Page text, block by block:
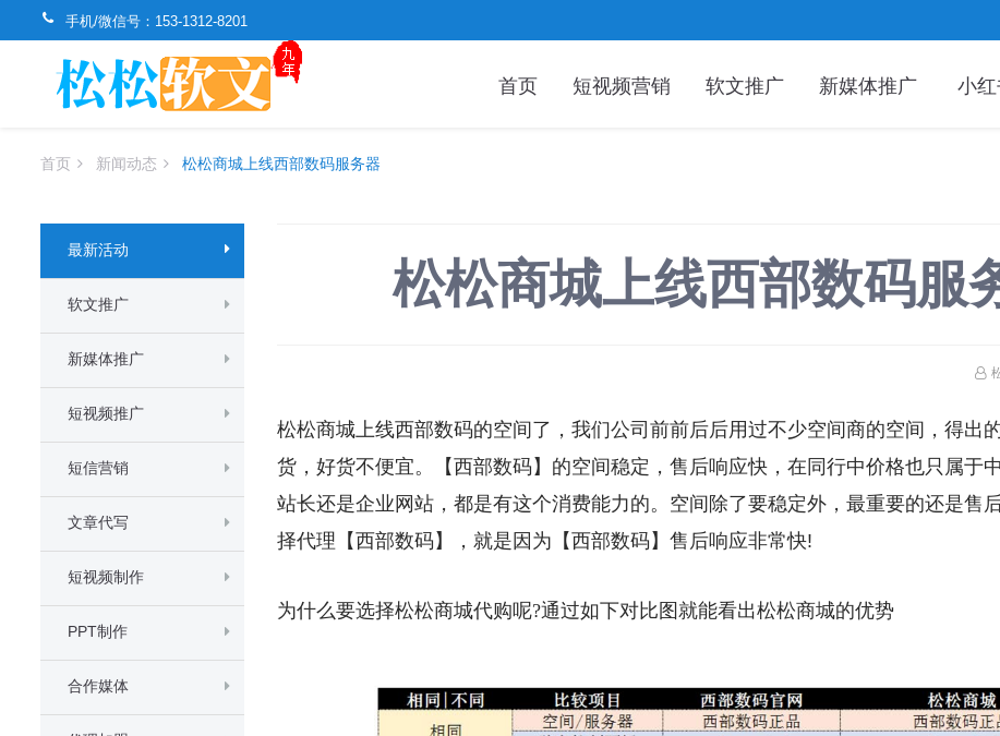
手机/微信号： 153-1312-8201
首页 短视频营销 软文推广 新媒体推广 小
首页 新闻动态 松松商城上线西部数码服务器
最新活动
软文推广
新媒体推广
短视频推广
短信营销
文章代写
短视频制作
PPT制作
合作媒体
松松商城上线西部数码服
松松商城上线西部数码的空间了，我们公司前前后后用过不少空间商的空间，得出
货，好货不便宜。【西部数码】的空间稳定，售后响应快，在同行中价格也只属于
站长还是企业网站，都是有这个消费能力的。空间除了要稳定外，最重要的还是售
择代理【西部数码】，就是因为【西部数码】售后响应非常快!
为什么要选择松松商城代购呢?通过如下对比图就能看出松松商城的优势